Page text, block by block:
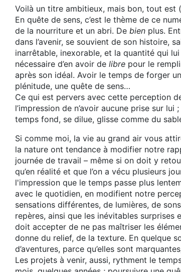
Voilà un titre ambitieux, mais bon, tout
En quête de sens, c’est le thème de ce
de la nourriture et un abri. De bien plus.
dans l’avenir, se souvient de son histoire,
inarrêtable, inexorable, et la quantité qui
nécessaire d’en avoir de libre pour le
après son idéal. Avoir le temps de forger
plénitude, une quête de sens…
Ce qui est pervers avec cette perception
l’impression de n’avoir aucune prise sur
temps fond, se dilue, glisse comme du
Si comme moi, la vie au grand air vous
la nature ont tendance à modifier notre
journée de travail – même si on doit y
qu’en réalité et que l’on a vécu plusieurs
l'impression que le temps passe plus
avec le quotidien, en modifient notre
sensations différentes, de lumières, de
repères, ainsi que les inévitables
doit accepter de ne pas maîtriser les
donne du relief, de la texture. En quelque
d’aventures, parce qu’elles sont
Les projets à venir, aussi, rythment le